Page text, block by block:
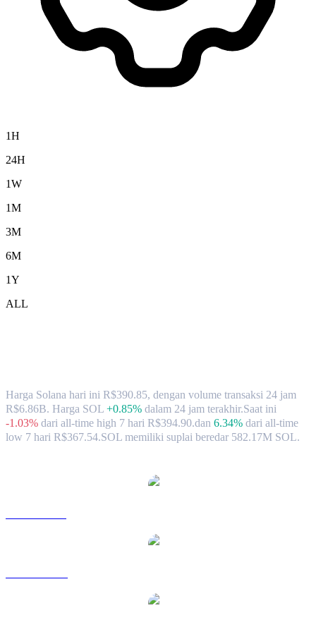
1H
24H
1W
1M
3M
6M
1Y
ALL
Harga Solana hari ini R$390.85, dengan volume transaksi 24 jam
R$6.86B. Harga SOL +0.85% dalam 24 jam terakhir.Saat ini
-1.03% dari all-time high 7 hari R$394.90.dan 6.34% dari all-time
low 7 hari R$367.54.SOL memiliki suplai beredar 582.17M SOL.